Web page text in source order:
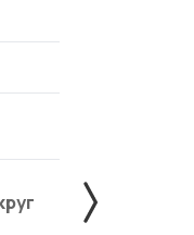
Знаменский